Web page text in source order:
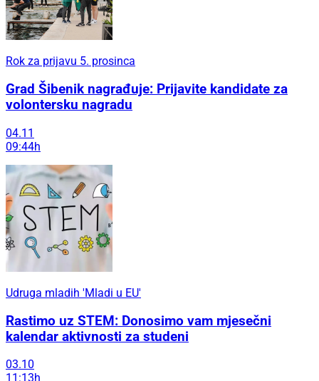
Rok za prijavu 5. prosinca
Grad Šibenik nagrađuje: Prijavite kandidate za
volontersku nagradu
04.11
09:44h
Udruga mladih 'Mladi u EU'
Rastimo uz STEM: Donosimo vam mjesečni
kalendar aktivnosti za studeni
03.10
11:13h